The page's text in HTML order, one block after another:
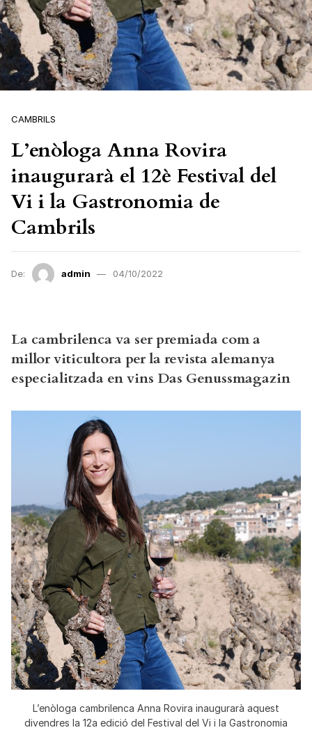
CAMBRILS
L’enòloga Anna Rovira
inaugurarà el 12è Festival del
Vi i la Gastronomia de
Cambrils
De: admin 04/10/2022
La cambrilenca va ser premiada com a
millor viticultora per la revista alemanya
especialitzada en vins Das Genussmagazin
L’enòloga cambrilenca Anna Rovira inaugurarà aquest
divendres la 12a edició del Festival del Vi i la Gastronomia